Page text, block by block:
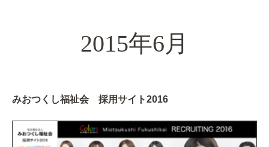
2015年6月
みおつくし福祉会 採用サイト2016